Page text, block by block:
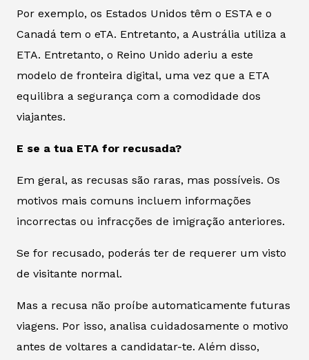
Por exemplo, os Estados Unidos têm o ESTA e o
Canadá tem o eTA. Entretanto, a Austrália utiliza a
ETA. Entretanto, o Reino Unido aderiu a este
modelo de fronteira digital, uma vez que a ETA
equilibra a segurança com a comodidade dos
viajantes.
E se a tua ETA for recusada?
Em geral, as recusas são raras, mas possíveis. Os
motivos mais comuns incluem informações
incorrectas ou infracções de imigração anteriores.
Se for recusado, poderás ter de requerer um visto
de visitante normal.
Mas a recusa não proíbe automaticamente futuras
viagens. Por isso, analisa cuidadosamente o motivo
antes de voltares a candidatar-te. Além disso,